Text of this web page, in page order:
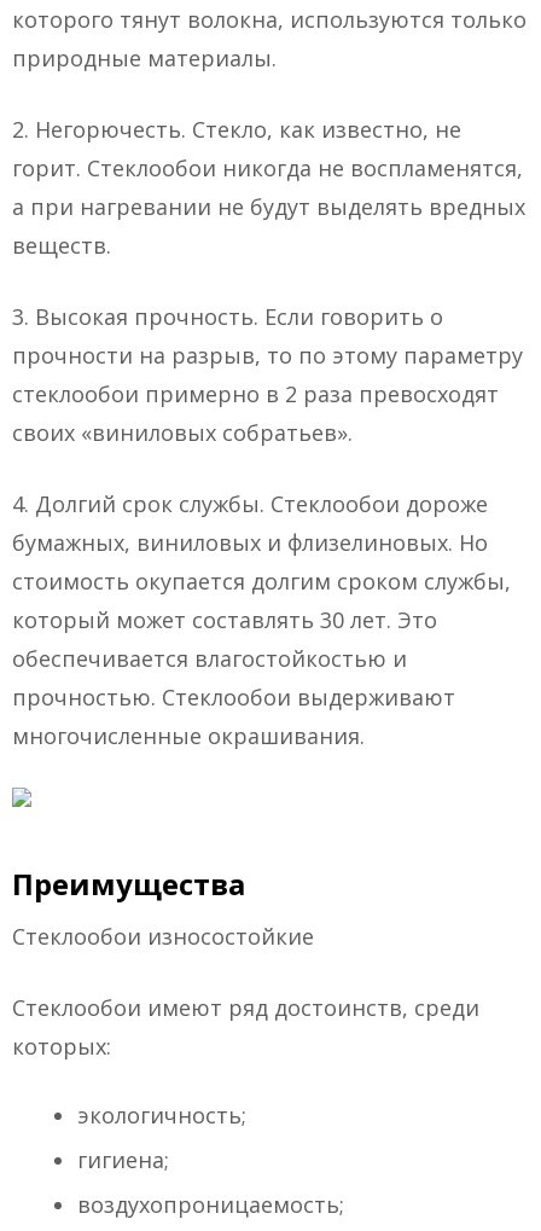
которого тянут волокна, используются только
природные материалы.
2. Негорючесть. Стекло, как известно, не
горит. Стеклообои никогда не воспламенятся,
а при нагревании не будут выделять вредных
веществ.
3. Высокая прочность. Если говорить о
прочности на разрыв, то по этому параметру
стеклообои примерно в 2 раза превосходят
своих «виниловых собратьев».
4. Долгий срок службы. Стеклообои дороже
бумажных, виниловых и флизелиновых. Но
стоимость окупается долгим сроком службы,
который может составлять 30 лет. Это
обеспечивается влагостойкостью и
прочностью. Стеклообои выдерживают
многочисленные окрашивания.
Преимущества
Стеклообои износостойкие
Стеклообои имеют ряд достоинств, среди
которых:
экологичность;
гигиена;
воздухопроницаемость;